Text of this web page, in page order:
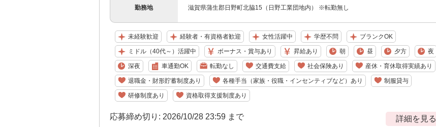
勤務地 滋賀県蒲生郡日野町北脇15（日野工業団地内） ※転勤無し
未経験歓迎 経験者・有資格者歓迎 女性活躍中 学歴不問 ブランクOK
ミドル（40代～）活躍中 ボーナス・賞与あり 昇給あり 朝 昼 夕方 夜
深夜 車通勤OK 転勤なし 交通費支給 社会保険あり 産休・育休取得実績あり
退職金・財形貯蓄制度あり 各種手当（家族・役職・インセンティブなど）あり 制服貸与
研修制度あり 資格取得支援制度あり
応募締め切り: 2026/10/28 23:59 まで 詳細を見る